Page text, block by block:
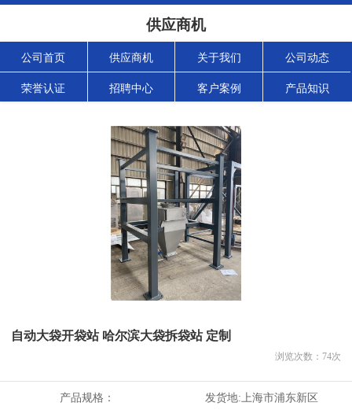
供应商机
公司首页 供应商机 关于我们 公司动态
荣誉认证 招聘中心 客户案例 产品知识
自动大袋开袋站 哈尔滨大袋拆袋站 定制
浏览次数： 74次
产品规格： 发货地: 上海市浦东新区